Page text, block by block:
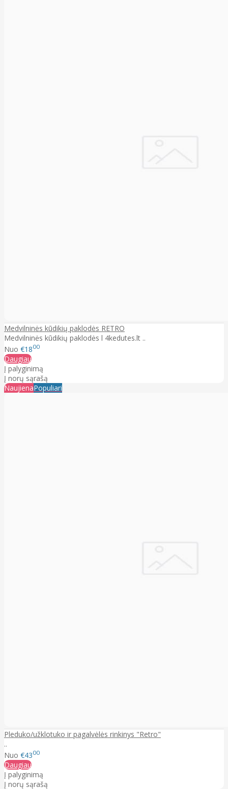
Medvilninės kūdikių paklodės RETRO
Medvilninės kūdikių paklodės l 4kedutes.lt ..
Nuo €1800
Daugiau
Į palyginimą
Į norų sąrašą
NaujienaPopuliari
Pleduko/užklotuko ir pagalvėlės rinkinys "Retro"
..
Nuo €4300
Daugiau
Į palyginimą
Į norų sąrašą